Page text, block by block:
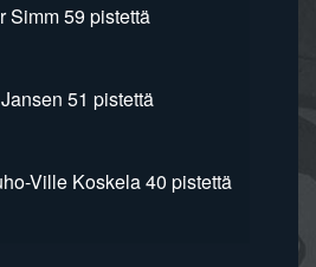
Simm 59 pistettä
51 pistettä
Ville Koskela 40 pistettä